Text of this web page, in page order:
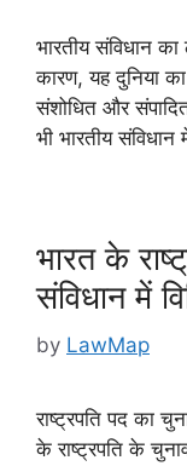
भारतीय संविधान
कारण, यह दुनिया
संशोधित और
भी भारतीय संविधान
भारत के
संविधान में
by LawMap
राष्ट्रपति पद का
के राष्ट्रपति के